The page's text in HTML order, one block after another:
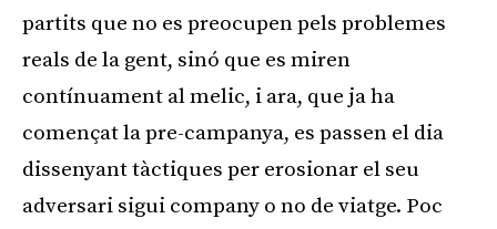
partits que no es preocupen pels problemes
reals de la gent, sinó que es miren
contínuament al melic, i ara, que ja ha
començat la pre-campanya, es passen el dia
dissenyant tàctiques per erosionar el seu
adversari sigui company o no de viatge. Poc